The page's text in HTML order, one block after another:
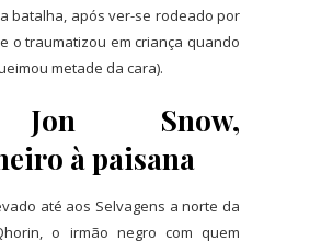
batalha, após ver-se rodeado por
o traumatizou em criança quando
metade da cara).
Snow,
à paisana
até aos Selvagens a norte da
o irmão negro com quem